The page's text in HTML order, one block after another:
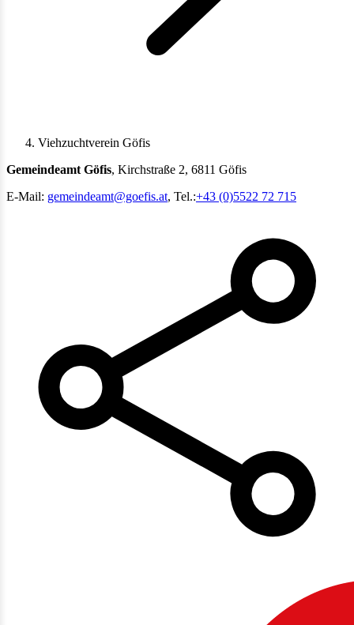
Viehzuchtverein Göfis
Gemeindeamt Göfis, Kirchstraße 2, 6811 Göfis
E-Mail: gemeindeamt@goefis.at, Tel.:+43 (0)5522 72 715